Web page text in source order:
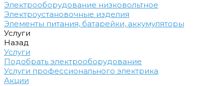
Электрооборудование низковольтное
Электроустановочные изделия
Элементы питания, батарейки, аккумуляторы
Услуги
Назад
Услуги
Подобрать электрооборудование
Услуги профессионального электрика
Акции